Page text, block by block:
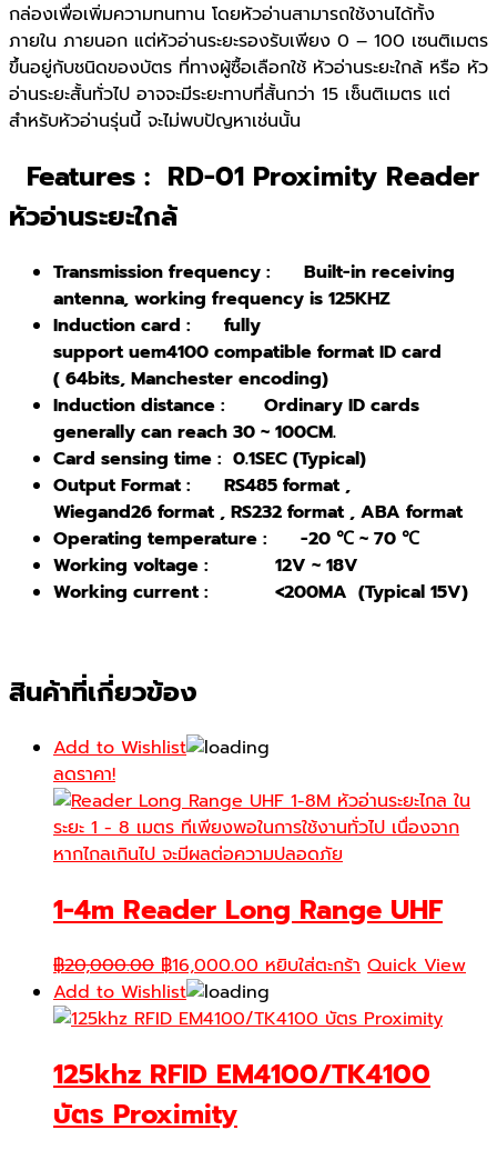
กล่องเพื่อเพิ่มความทนทาน โดยหัวอ่านสามารถใช้งานได้ทั้ง
ภายใน ภายนอก แต่หัวอ่านระยะรองรับเพียง 0 – 100 เซนติเมตร
ขึ้นอยู่กับชนิดของบัตร ที่ทางผู้ซื้อเลือกใช้ หัวอ่านระยะใกล้ หรือ หัว
อ่านระยะสั้นทั่วไป อาจจะมีระยะทาบที่สั้นกว่า 15 เซ็นติเมตร แต่
สำหรับหัวอ่านรุ่นนี้ จะไม่พบปัญหาเช่นนั้น
Features : RD-01 Proximity Reader
หัวอ่านระยะใกล้
Transmission frequency :
Built-in receiving
antenna, working frequency is 125KHZ
Induction card :
fully
support uem4100 compatible format ID card
( 64bits, Manchester encoding)
Induction distance :
Ordinary ID cards
generally can reach 30 ~ 100CM.
Card sensing time : 0.1SEC (Typical)
Output Format : RS485 format ,
Wiegand26 format , RS232 format , ABA format
Operating temperature : -20 ℃ ~ 70 ℃
Working voltage : 12V ~ 18V
Working current : <200MA (Typical 15V)
สินค้าที่เกี่ยวข้อง
Add to Wishlist
ลดราคา!
1-4m Reader Long Range UHF
฿20,000.00 Original
price
was:
฿16,000.00 Current
price
is:
หยิบใส่ตะกร้า Quick View
Add to Wishlist
125khz RFID EM4100/TK4100
บัตร Proximity